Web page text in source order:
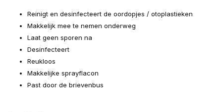
Reinigt en desinfecteert de oordopjes / otoplastieken
Makkelijk mee te nemen onderweg
Laat geen sporen na
Desinfecteert
Reukloos
Makkelijke sprayflacon
Past door de brievenbus